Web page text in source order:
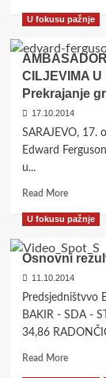
tutora!
about
U
BIH?!
U fokusu pažnje
CILJEVIMA
Prekrajanje
17.10.2014
SARAJEVO, 17.
Edward
u...
Read MoreRead
about
U
BiH,
vanjskih
U fokusu pažnje
Osnovni
11.10.2014
Predsjedništvvo
BAKIR - SDA -
34,86
Read MoreRead